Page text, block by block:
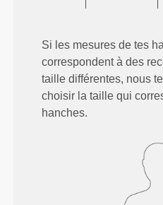
Si les mesures de tes
correspondent à des
taille différentes, nous
choisir la taille qui
hanches.